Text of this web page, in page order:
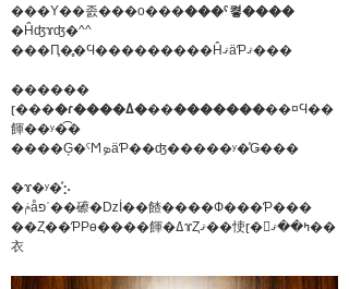
���Υ��졼���ο������ˤ켷����
�Ĥʤɤʤ�^^
���Ԥ�̥�Ϥ���������ĤޤäƤޤ���
������
ɽ���
�ɾ����ߡ������������¤Ϥ��
餫��ʸ�͡�
����Ģ�ˤϺܤäƤ��ʤ�����ʸ�ͤǤ���
�ɤ�ʸ�ͤ⡢
�ݥåפʿ��礤�ǲİ��餷����Ф���Ƥ���
��Ȥ��ƤΡɵ����餫�ߡɤȤޤ��㤦ɽ�𤬤ߤ��ޤ��
衣